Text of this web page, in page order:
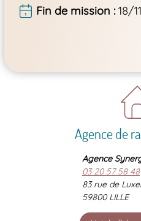
Fin de mission
18/
Agence de
Agence
03 20 57 58 48
83 rue de
59800 LILLE